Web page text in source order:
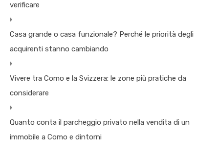
verificare
Casa grande o casa funzionale? Perché le priorità degli
acquirenti stanno cambiando
Vivere tra Como e la Svizzera: le zone più pratiche da
considerare
Quanto conta il parcheggio privato nella vendita di un
immobile a Como e dintorni